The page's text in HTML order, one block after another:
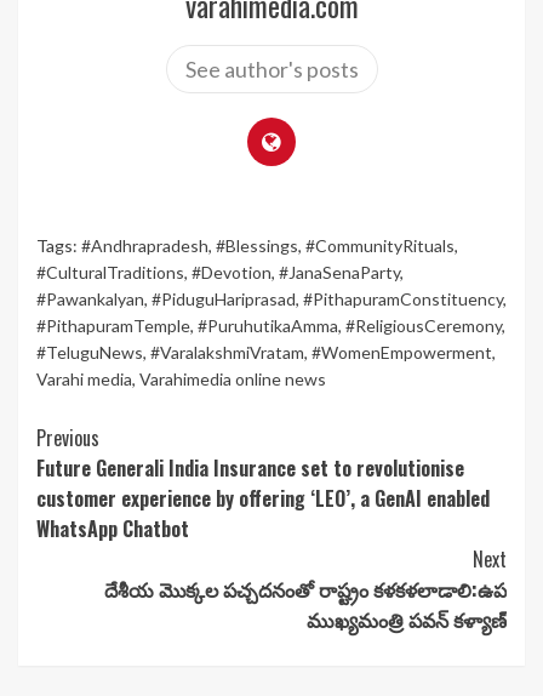
See author's posts
Tags: #Andhrapradesh, #Blessings, #CommunityRituals,
#CulturalTraditions, #Devotion, #JanaSenaParty,
#Pawankalyan, #PiduguHariprasad, #PithapuramConstituency,
#PithapuramTemple, #PuruhutikaAmma, #ReligiousCeremony,
#TeluguNews, #VaralakshmiVratam, #WomenEmpowerment,
Varahi media, Varahimedia online news
Continue
Reading
Previous
Future Generali India Insurance set to revolutionise
customer experience by offering ‘LEO’, a GenAI enabled
WhatsApp Chatbot
Next
దేశీయ మొక్కల పచ్చదనంతో రాష్ట్రం కళకళలాడాలి:ఉప
ముఖ్యమంత్రి పవన్ కళ్యాణ్